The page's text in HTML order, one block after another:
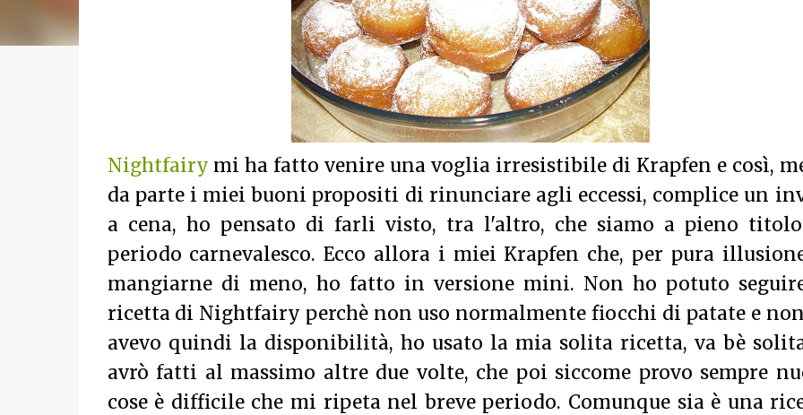
Nightfairy mi ha fatto venire una voglia irresistibile di Krapfen e così,
da parte i miei buoni propositi di rinunciare agli eccessi, complice un
a cena, ho pensato di farli visto, tra l'altro, che siamo a pieno
periodo carnevalesco. Ecco allora i miei Krapfen che, per pura
mangiarne di meno, ho fatto in versione mini. Non ho potuto
ricetta di Nightfairy perchè non uso normalmente fiocchi di patate e
avevo quindi la disponibilità, ho usato la mia solita ricetta, va bè
avrò fatti al massimo altre due volte, che poi siccome provo sempre
cose è difficile che mi ripeta nel breve periodo. Comunque sia è una